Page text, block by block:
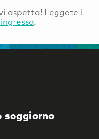
aspetta! Leggete i
.
soggiorno